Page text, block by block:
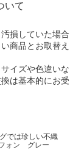
いて
損していた場合
商品とお取替え
イズや色違いな
は基本的にお受
では珍しい不織
フォン グレー